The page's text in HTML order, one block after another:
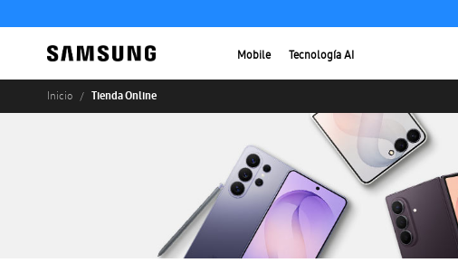
Mobile Tecnología AI
Inicio Tienda Online